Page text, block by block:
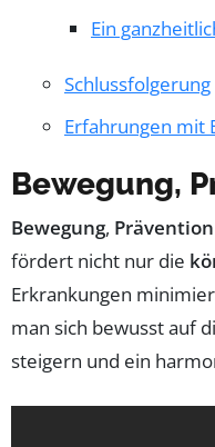
Ein
Schlussfolgerung
Erfahrungen mit
Bewegung,
Bewegung, Prävention
fördert nicht nur die
Erkrankungen
man sich bewusst auf
steigern und ein